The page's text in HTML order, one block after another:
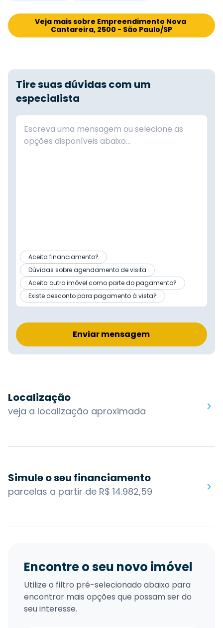
Veja mais sobre Empreendimento Nova
Cantareira, 2500 - São Paulo/SP
Tire suas dúvidas com um
especialista
Aceita financiamento?
Dúvidas sobre agendamento de visita
Aceita outro imóvel como parte do pagamento?
Existe desconto para pagamento à vista?
Enviar mensagem
Localização
veja a localização aproximada
Simule o seu financiamento
parcelas a partir de R$ 14.982,59
Encontre o seu novo imóvel
Utilize o filtro pré-selecionado abaixo para
encontrar mais opções que possam ser do
seu interesse.